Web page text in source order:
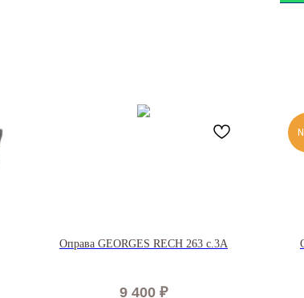
Оправа GEORGES RECH 263 c.3A
9 400 ₽